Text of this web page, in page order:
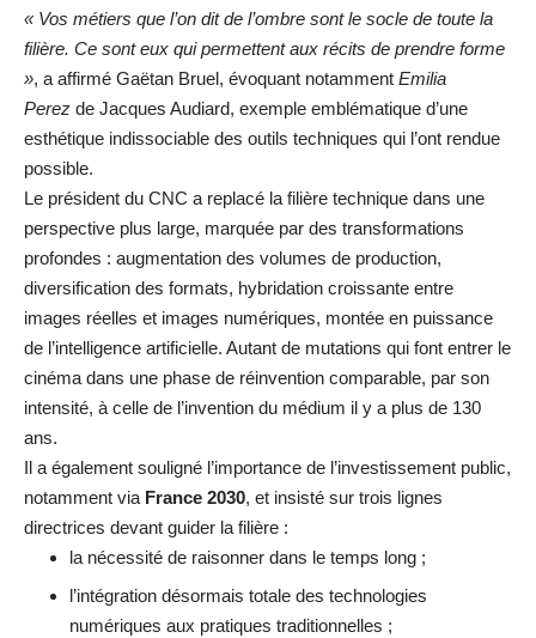
« Vos métiers que l’on dit de l’ombre sont le socle de toute la
filière. Ce sont eux qui permettent aux récits de prendre forme
», a affirmé Gaëtan Bruel, évoquant notamment Emilia
Perez de Jacques Audiard, exemple emblématique d’une
esthétique indissociable des outils techniques qui l’ont rendue
possible.
Le président du CNC a replacé la filière technique dans une
perspective plus large, marquée par des transformations
profondes : augmentation des volumes de production,
diversification des formats, hybridation croissante entre
images réelles et images numériques, montée en puissance
de l’intelligence artificielle. Autant de mutations qui font entrer le
cinéma dans une phase de réinvention comparable, par son
intensité, à celle de l’invention du médium il y a plus de 130
ans.
Il a également souligné l’importance de l’investissement public,
notamment via France 2030, et insisté sur trois lignes
directrices devant guider la filière :
la nécessité de raisonner dans le temps long ;
l’intégration désormais totale des technologies
numériques aux pratiques traditionnelles ;